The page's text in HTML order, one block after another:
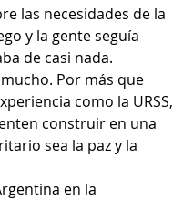
las necesidades de la
y la gente seguía
de casi nada.
Por más que
como la URSS,
construir en una
sea la paz y la
en la